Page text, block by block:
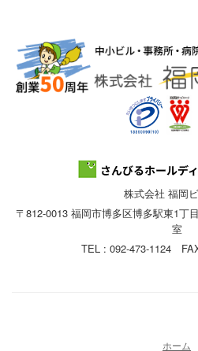
株式会社 福岡
〒812-0013 福岡市博多区博多駅東1丁
室
TEL : 092-473-1124
ホーム